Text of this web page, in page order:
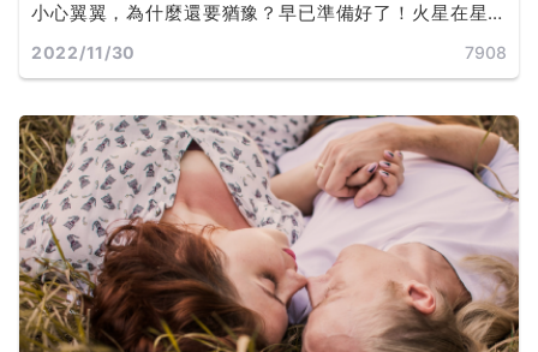
小心翼翼，為什麼還要猶豫？早已準備好了！火星在星
盤中的位置決定了我們是誰，以及我們此生的目標。火
2022/11/30 7908